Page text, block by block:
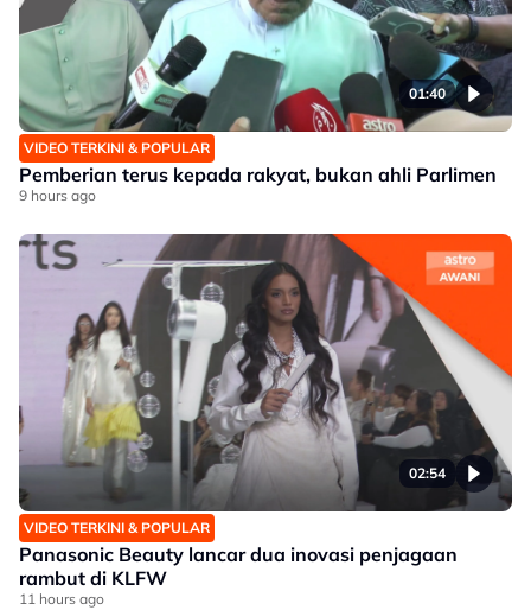
01:40
VIDEO TERKINI & POPULAR
Pemberian terus kepada rakyat, bukan ahli Parlimen
9 hours ago
02:54
VIDEO TERKINI & POPULAR
Panasonic Beauty lancar dua inovasi penjagaan
rambut di KLFW
11 hours ago